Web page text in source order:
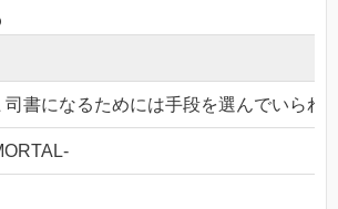
司書になるためには手段を選んでいられ